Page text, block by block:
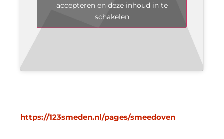
accepteren en deze inhoud in te
schakelen
https://123smeden.nl/pages/smeedoven